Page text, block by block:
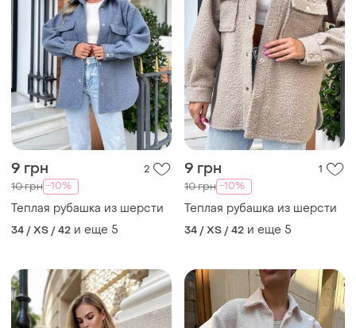
9 грн 2
10 грн -10%
Теплая рубашка из шерсти
34 / XS / 42 и еще 5
9 грн 1
10 грн -10%
Теплая рубашка из шерсти
34 / XS / 42 и еще 5